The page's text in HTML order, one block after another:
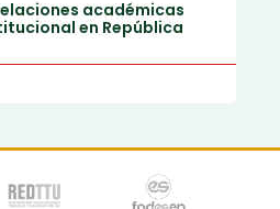
académicas
en República